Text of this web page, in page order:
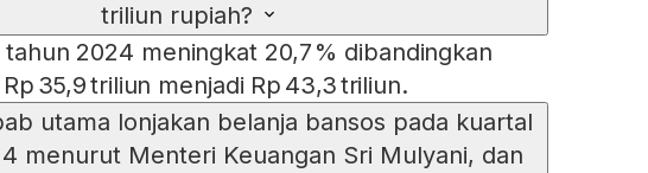
triliun rupiah?
tahun 2024 meningkat 20,7 % dibandingkan
35,9 triliun menjadi Rp 43,3 triliun.
utama lonjakan belanja bansos pada kuartal
menurut Menteri Keuangan Sri Mulyani, dan